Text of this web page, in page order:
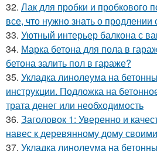
32. Лак для пробки и пробкового
все, что нужно знать о
33. Уютный интерьер балкона с
34. Марка бетона для пола в
бетона залить пол в гараже?
35. Укладка линолеума на
инструкции. Подложка на
трата денег или необходимость
36. Заголовок 1: Уверенно и
навес к деревянному дому
37. Укладка линолеума на